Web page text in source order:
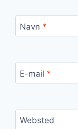
Navn *
E-mail *
Websted